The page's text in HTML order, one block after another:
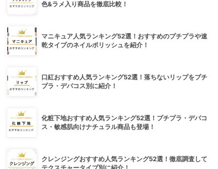
色&ラメ入り商品を徹底比較！
マニキュア人気ランキング52選！おすすめのプチプラや速
乾タイプのネイルポリッシュを紹介！
口紅おすすめ人気ランキング52選！落ちないリップをプチ
プラ・デパコス別に紹介！
化粧下地おすすめ人気ランキング52選！プチプラ・デパコ
ス・敏感肌向けナチュラル商品も登場！
クレンジングおすすめ人気ランキング52選！徹底調査して